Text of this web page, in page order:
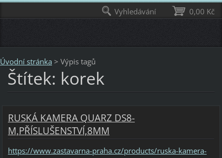
Úvodní stránka > Výpis tagů
Štítek: korek
RUSKÁ KAMERA QUARZ DS8-
M,PŘÍSLUŠENSTVÍ,8MM
https://www.zastavarna-praha.cz/products/ruska-kamera-
0,00 Kč
Vyhledávání